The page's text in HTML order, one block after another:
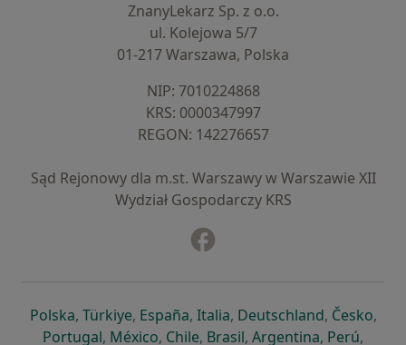
ZnanyLekarz Sp. z o.o.
ul. Kolejowa 5/7
01-217 Warszawa, Polska
NIP: ⁠7010224868
KRS: ⁠0000347997
REGON: ⁠142276657
Sąd Rejonowy dla m.st. Warszawy w Warszawie XII
Wydział Gospodarczy KRS
Polskaotwiera się w nowej karcie
, Türkiyeotwiera się w nowej karcie
, Españaotwiera się w nowej karcie
, Italiaotwiera się w nowej
, Deutschlandotwiera się
, Česko,
Portugalotwiera się w nowej karcie
, Méxicootwiera się w nowej karcie
, Chileotwiera się w nowej karcie
, Brasilotwiera się w nowej
, Argentinaotwiera się
, Perú,